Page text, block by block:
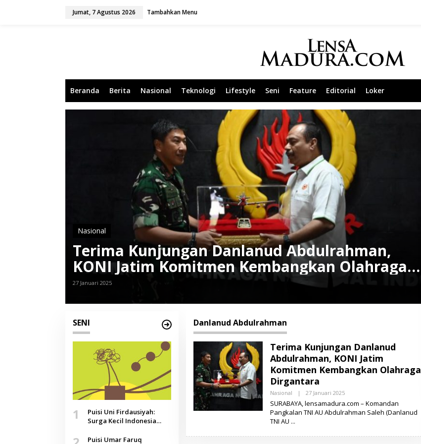
Jumat, 7 Agustus 2026 Tambahkan Menu
Beranda Berita Nasional Teknologi Lifestyle Seni Feature Editorial Loker
Nasional
Terima Kunjungan Danlanud Abdulrahman,
KONI Jatim Komitmen Kembangkan Olahraga
Dirgantara
27 Januari 2025
SENI
1
Puisi Uni Firdausiyah:
Surga Kecil Indonesia
Doa yang Jauh, Narasi
Puisi Umar Faruq
Danlanud Abdulrahman
Terima Kunjungan Danlanud
Abdulrahman, KONI Jatim
Komitmen Kembangkan Olahraga
Dirgantara
Nasional | 27 Januari 2025O
E
H
SURABAYA, lensamadura.com – Komandan
Pangkalan TNI AU Abdulrahman Saleh (Danlanud
TNI AU